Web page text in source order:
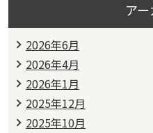
ア
2026年6月
2026年4月
2026年1月
2025年12月
2025年10月